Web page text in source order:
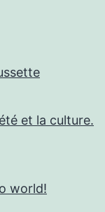
et la culture.
world!